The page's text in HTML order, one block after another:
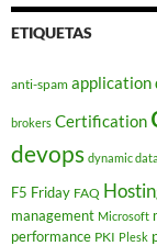
ETIQUETAS
anti-spam application
brokers Certification
devops dynamic
F5 Friday FAQ
management Microsoft
performance PKI Plesk